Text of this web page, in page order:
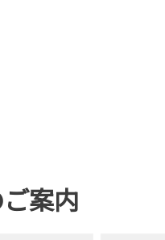
案内